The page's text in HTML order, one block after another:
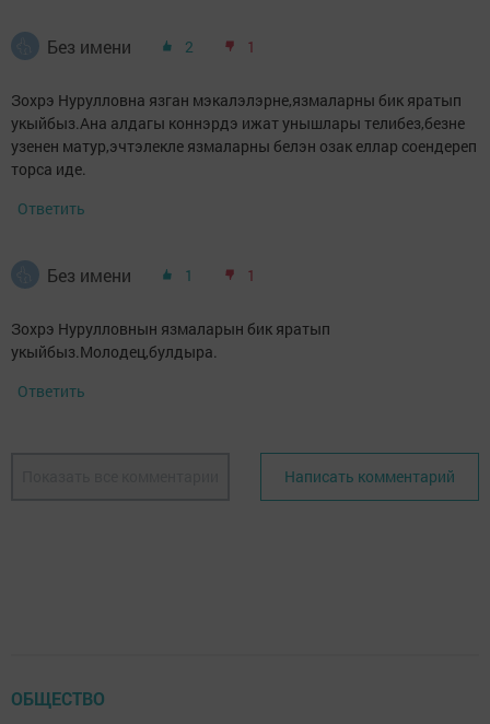
Без имени 2 1
Зохрэ Нурулловна язган мэкалэлэрне,язмаларны бик яратып
укыйбыз.Ана алдагы коннэрдэ ижат унышлары телибез,безне
узенен матур,эчтэлекле язмаларны белэн озак еллар соендереп
торса иде.
Ответить
Без имени 1 1
Зохрэ Нурулловнын язмаларын бик яратып
укыйбыз.Молодец,булдыра.
Ответить
Написать комментарий
ОБЩЕСТВО